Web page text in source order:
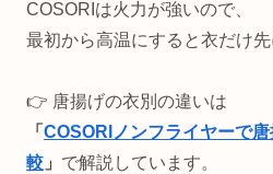
COSORIは火力が強いので、
最初から高温にすると衣だけ先
👉 唐揚げの衣別の違いは
「 COSORIノンフライヤーで
較 」 で解説しています。